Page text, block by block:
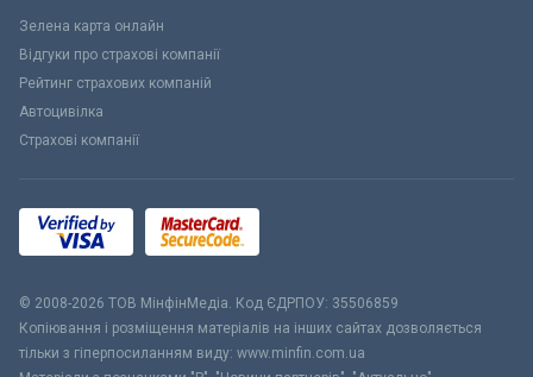
Зелена карта онлайн
Відгуки про страхові компанії
Рейтинг страхових компаній
Автоцивілка
Страхові компанії
© 2008-2026 ТОВ МiнфiнМедiа. Код ЄДРПОУ: 35506859
Копіювання і розміщення матеріалів на інших сайтах дозволяється
тільки з гіперпосиланням виду: www.minfin.com.ua